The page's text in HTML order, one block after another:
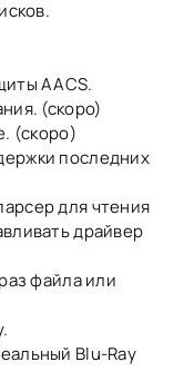
AACS.
(скоро)
(скоро)
последних
для чтения
драйвер
файла или
Blu-Ray